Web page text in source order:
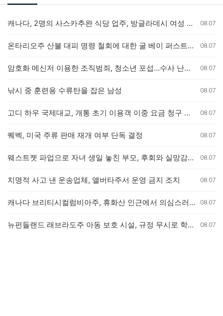
캐나다, 2명의 사스카추완 식당 업주, 방글라데시 여성 인신매매 유죄 판결 08.07
온타리오주 산불 대피 명령 철회에 대한 굴 베이 퍼스트 네이션의 강력 반발 08.07
암호화 메신저 이용한 조직범죄, 청소년 포섭…수사 난항 예고 08.07
낚시 중 훈련용 수류탄을 잡은 남성 08.07
고디 하우 국제대교, 개통 초기 이용객 이중 요금 청구 의혹 제기 08.07
퀘벡, 미국 주류 판매 재개 여부 단독 결정 08.07
웨스트젯 파업으로 자녀 생일 놓친 부모, 후회와 실망감 호소 08.07
치명적 사고 낸 운송업체, 앨버타주서 운영 금지 조치 08.07
캐나다 브리티시컬럼비아주, 휴화산 인근에서 의심스러운 산불 잇따라 발생 08.07
뉴펀들랜드 래브라도주 아동 보호 시설, 규정 무시로 학대 사건 은폐 의혹 08.07